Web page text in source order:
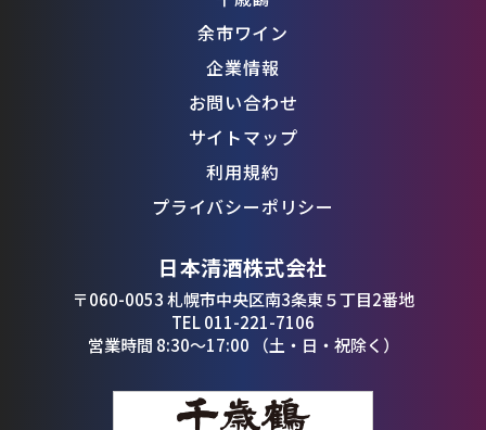
余市ワイン
企業情報
お問い合わせ
サイトマップ
利用規約
プライバシーポリシー
日本清酒株式会社
〒060-0053 札幌市中央区南3条東５丁目2番地
TEL 011-221-7106
営業時間 8:30〜17:00 （土・日・祝除く）